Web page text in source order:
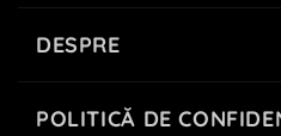
DESPRE
POLITICĂ DE